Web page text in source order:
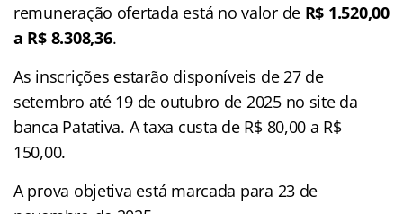
remuneração ofertada está no valor de R$ 1.520,00
a R$ 8.308,36.
As inscrições estarão disponíveis de 27 de
setembro até 19 de outubro de 2025 no site da
banca Patativa. A taxa custa de R$ 80,00 a R$
150,00.
A prova objetiva está marcada para 23 de